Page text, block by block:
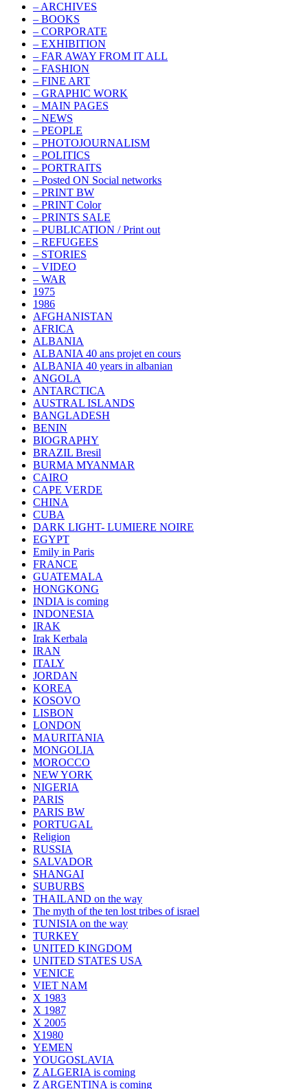
– ARCHIVES
– BOOKS
– CORPORATE
– EXHIBITION
– FAR AWAY FROM IT ALL
– FASHION
– FINE ART
– GRAPHIC WORK
– MAIN PAGES
– NEWS
– PEOPLE
– PHOTOJOURNALISM
– POLITICS
– PORTRAITS
– Posted ON Social networks
– PRINT BW
– PRINT Color
– PRINTS SALE
– PUBLICATION / Print out
– REFUGEES
– STORIES
– VIDEO
– WAR
1975
1986
AFGHANISTAN
AFRICA
ALBANIA
ALBANIA 40 ans projet en cours
ALBANIA 40 years in albanian
ANGOLA
ANTARCTICA
AUSTRAL ISLANDS
BANGLADESH
BENIN
BIOGRAPHY
BRAZIL Bresil
BURMA MYANMAR
CAIRO
CAPE VERDE
CHINA
CUBA
DARK LIGHT- LUMIERE NOIRE
EGYPT
Emily in Paris
FRANCE
GUATEMALA
HONGKONG
INDIA is coming
INDONESIA
IRAK
Irak Kerbala
IRAN
ITALY
JORDAN
KOREA
KOSOVO
LISBON
LONDON
MAURITANIA
MONGOLIA
MOROCCO
NEW YORK
NIGERIA
PARIS
PARIS BW
PORTUGAL
Religion
RUSSIA
SALVADOR
SHANGAI
SUBURBS
THAILAND on the way
The myth of the ten lost tribes of israel
TUNISIA on the way
TURKEY
UNITED KINGDOM
UNITED STATES USA
VENICE
VIET NAM
X 1983
X 1987
X 2005
X1980
YEMEN
YOUGOSLAVIA
Z ALGERIA is coming
Z ARGENTINA is coming